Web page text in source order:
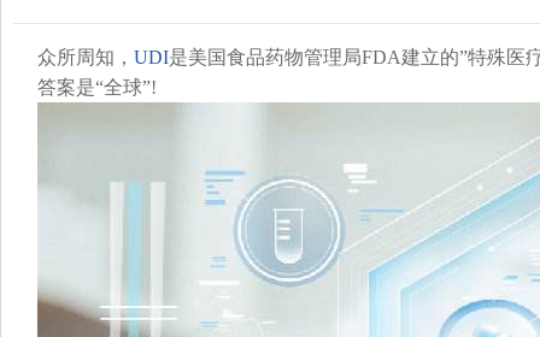
众所周知， UDI是美国食品药物管理局FDA建立的”特殊医
答案是“全球”!